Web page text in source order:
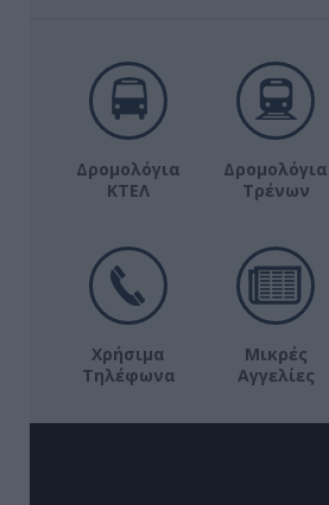
Δρομολόγια
ΚΤΕΛ
Δρομολόγια
Τρένων
Χρήσιμα
Τηλέφωνα
Μικρές
Αγγελίες